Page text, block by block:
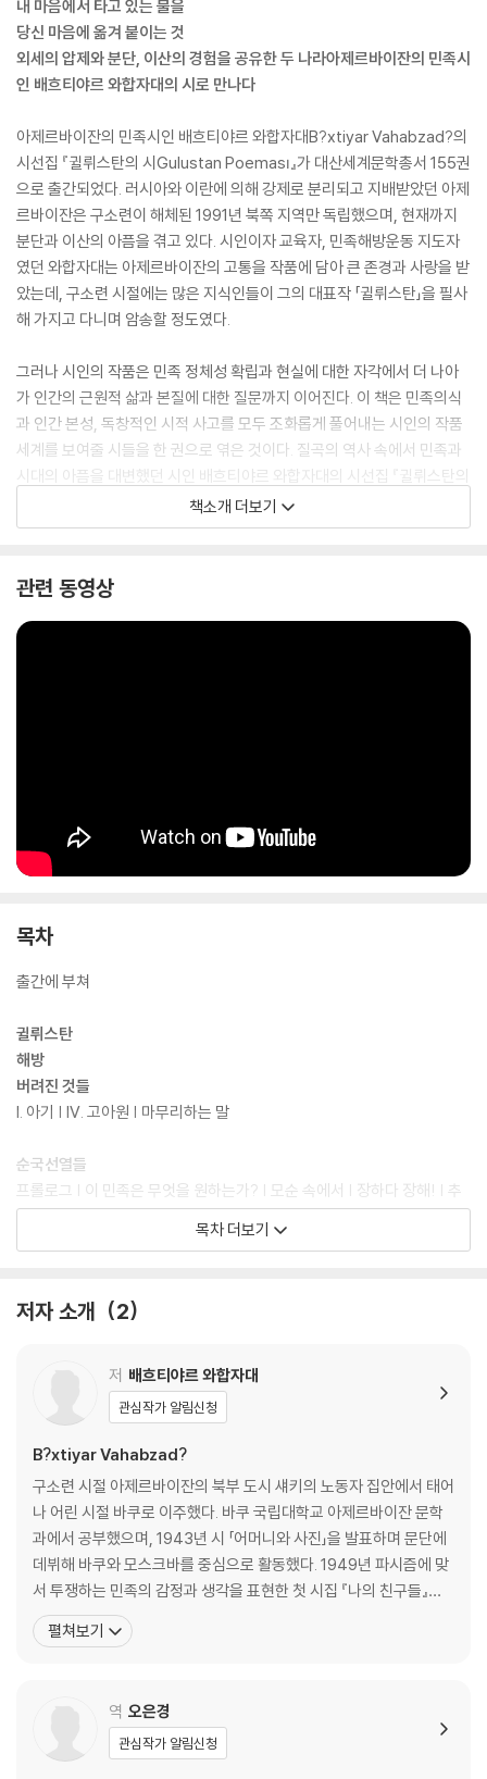
내 마음에서 타고 있는 불을
당신 마음에 옮겨 붙이는 것
외세의 압제와 분단, 이산의 경험을 공유한 두 나라아제르바이잔의 민족시
인 배흐티야르 와합자대의 시로 만나다
아제르바이잔의 민족시인 배흐티야르 와합자대B?xtiyar Vahabzad?의
시선집 『귈뤼스탄의 시Gulustan Poeması』가 대산세계문학총서 155권
으로 출간되었다. 러시아와 이란에 의해 강제로 분리되고 지배받았던 아제
르바이잔은 구소련이 해체된 1991년 북쪽 지역만 독립했으며, 현재까지
분단과 이산의 아픔을 겪고 있다. 시인이자 교육자, 민족해방운동 지도자
였던 와합자대는 아제르바이잔의 고통을 작품에 담아 큰 존경과 사랑을 받
았는데, 구소련 시절에는 많은 지식인들이 그의 대표작 「귈뤼스탄」을 필사
해 가지고 다니며 암송할 정도였다.
그러나 시인의 작품은 민족 정체성 확립과 현실에 대한 자각에서 더 나아
가 인간의 근원적 삶과 본질에 대한 질문까지 이어진다. 이 책은 민족의식
과 인간 본성, 독창적인 시적 사고를 모두 조화롭게 풀어내는 시인의 작품
세계를 보여줄 시들을 한 권으로 엮은 것이다. 질곡의 역사 속에서 민족과
시대의 아픔을 대변했던 시인 배흐티야르 와합자대의 시선집 『귈뤼스탄의
시』는 최초로 한국에 소개되는 아제르바이잔 문학으로 한국 문학의 스펙
트럼을 넓혀줄 것이다.
책소개 더보기
관련 동영상
목차
출간에 부쳐
귈뤼스탄
해방
버려진 것들
I. 아기 | IV. 고아원 | 마무리하는 말
순국선열들
프롤로그 | 이 민족은 무엇을 원하는가? | 모순 속에서 | 장하다 장해! | 추
념식 | 우리가 무엇을 잘못했단 말인가? | 내가 지은 죄들 | 수치 | 일함과
패리재 | 이틀 후…… | 라리사 | 쉬래이야 래티프의 딸 | 바바 선생님 | 알렉
행복이란 무엇인가? | 내 어머니에게 바치는 시들 | 지성-눈 | 나는 아제르
바이잔의 아들이다 | 무엇이든 자신이 되어라 | 질문이 있으면, 답도 있다 |
꿈같은 인생
인간 그리고 시간
검은 머리, 흰머리 | 세계인가, 나인가? | 인생 늦가을 | 뭔가 부족해 | 쾌
락-고통 | 독자의 편지 | 시간 | 내게 그럴 자격이 있단 말인가? | 위험한 꿈
| 선과 악 | 탐욕과 미덕 | 세상은 돌고 돈다……
작가가 전하는 말 | 동화와 인생
나는 질투한다 | 눈의 언어 | 너는 자신에게서 헤어날 수 없다 | 나는 나 자
신을 부인한다 | 나는 마음을 훔친 도둑
목차 더보기
저자 소개 2
저 배흐티야르 와합자대
관심작가 알림신청
B?xtiyar Vahabzad?
구소련 시절 아제르바이잔의 북부 도시 섀키의 노동자 집안에서 태어
나 어린 시절 바쿠로 이주했다. 바쿠 국립대학교 아제르바이잔 문학
과에서 공부했으며, 1943년 시 「어머니와 사진」을 발표하며 문단에
데뷔해 바쿠와 모스크바를 중심으로 활동했다. 1949년 파시즘에 맞
서 투쟁하는 민족의 감정과 생각을 표현한 첫 시집 『나의 친구들』을
출간했다. 이후 바쿠 국립대학교 아제르바이잔 문학과 교수로 학생들
을 가르치며 활발한 작품 활동을 이어가던 중 1959년 지역 신문 [섀
펼쳐보기
역 오은경
관심작가 알림신청